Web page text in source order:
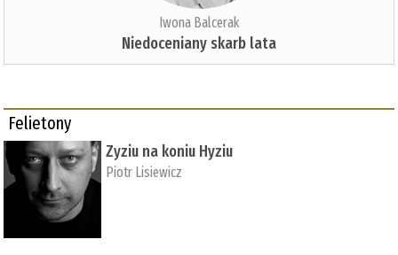
Iwona Balcerak
Niedoceniany skarb lata
Felietony
Zyziu na koniu Hyziu
Piotr Lisiewicz